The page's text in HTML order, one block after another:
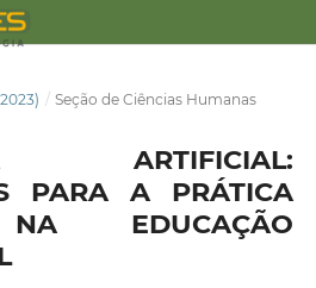
/ Seção de Ciências Humanas
ARTIFICIAL:
PARA A PRÁTICA
EDUCAÇÃO